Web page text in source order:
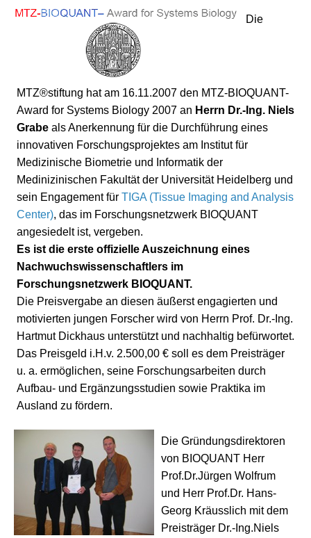
Die
MTZ®stiftung hat am 16.11.2007 den MTZ-BIOQUANT-
Award for Systems Biology 2007 an Herrn Dr.-Ing. Niels
Grabe als Anerkennung für die Durchführung eines
innovativen Forschungsprojektes am Institut für
Medizinische Biometrie und Informatik der
Medinizinischen Fakultät der Universität Heidelberg und
sein Engagement für TIGA (Tissue Imaging and Analysis
Center), das im Forschungsnetzwerk BIOQUANT
angesiedelt ist, vergeben.
Es ist die erste offizielle Auszeichnung eines
Nachwuchswissenschaftlers im
Forschungsnetzwerk BIOQUANT.
Die Preisvergabe an diesen äußerst engagierten und
motivierten jungen Forscher wird von Herrn Prof. Dr.-Ing.
Hartmut Dickhaus unterstützt und nachhaltig befürwortet.
Das Preisgeld i.H.v. 2.500,00 € soll es dem Preisträger
u. a. ermöglichen, seine Forschungsarbeiten durch
Aufbau- und Ergänzungsstudien sowie Praktika im
Ausland zu fördern.
Die Gründungsdirektoren
von BIOQUANT Herr
Prof.Dr.Jürgen Wolfrum
und Herr Prof.Dr. Hans-
Georg Kräusslich mit dem
Preisträger Dr.-Ing.Niels